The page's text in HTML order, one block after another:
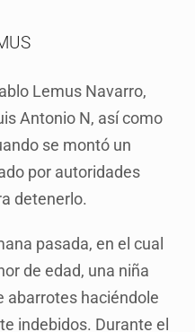
Lemus Navarro,
Antonio N, así como
se montó un
por autoridades
detenerlo.
pasada, en el cual
de edad, una niña
abarrotes haciéndole
indebidos. Durante el